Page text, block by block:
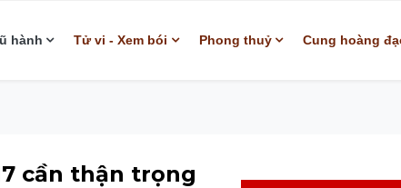
hành Tử vi - Xem bói Phong thuỷ Cung hoàng
cần thận trọng